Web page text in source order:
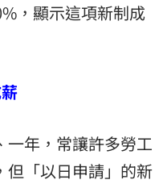
，顯示這項新制成
一年，常讓許多勞工
但「以日申請」的新